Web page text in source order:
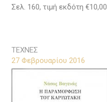
Σελ. 160, τιμή εκδότη €10,00
ΤΕΧΝΕΣ
27 Φεβρουαρίου 2016